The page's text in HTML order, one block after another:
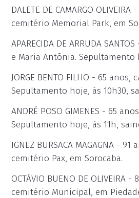
DALETE DE CAMARGO
cemitério Memorial Park, em
APARECIDA DE ARRUDA
e Maria Antônia.
JORGE BENTO FILHO - 65
Sepultamento hoje, às 10h30,
ANDRÉ POSO GIMENES - 65
Sepultamento hoje, às 11h,
IGNEZ BURSACA MAGAGNA -
cemitério Pax, em Sorocaba.
OCTÁVIO BUENO DE
cemitério Municipal, em